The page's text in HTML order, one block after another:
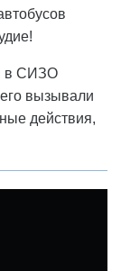
в СИЗО
вызывали
действия,